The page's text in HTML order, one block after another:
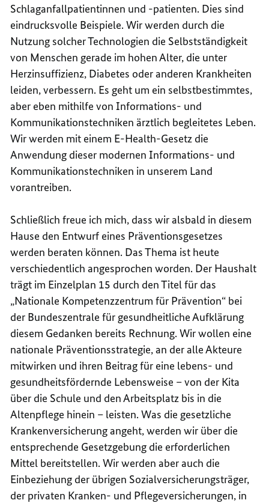
Schlaganfallpatientinnen und -patienten. Dies sind
eindrucksvolle Beispiele. Wir werden durch die
Nutzung solcher Technologien die Selbstständigkeit
von Menschen gerade im hohen Alter, die unter
Herzinsuffizienz, Diabetes oder anderen Krankheiten
leiden, verbessern. Es geht um ein selbstbestimmtes,
aber eben mithilfe von Informations- und
Kommunikationstechniken ärztlich begleitetes Leben.
Wir werden mit einem E-Health-Gesetz die
Anwendung dieser modernen Informations- und
Kommunikationstechniken in unserem Land
vorantreiben.
Schließlich freue ich mich, dass wir alsbald in diesem
Hause den Entwurf eines Präventionsgesetzes
werden beraten können. Das Thema ist heute
verschiedentlich angesprochen worden. Der Haushalt
trägt im Einzelplan 15 durch den Titel für das
„Nationale Kompetenzzentrum für Prävention“ bei
der Bundeszentrale für gesundheitliche Aufklärung
diesem Gedanken bereits Rechnung. Wir wollen eine
nationale Präventionsstrategie, an der alle Akteure
mitwirken und ihren Beitrag für eine lebens- und
gesundheitsfördernde Lebensweise – von der Kita
über die Schule und den Arbeitsplatz bis in die
Altenpflege hinein – leisten. Was die gesetzliche
Krankenversicherung angeht, werden wir über die
entsprechende Gesetzgebung die erforderlichen
Mittel bereitstellen. Wir werden aber auch die
Einbeziehung der übrigen Sozialversicherungsträger,
der privaten Kranken- und Pflegeversicherungen, in